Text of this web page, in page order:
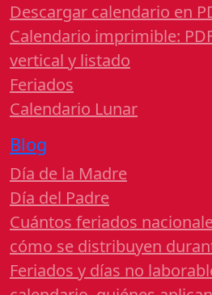
Descargar calendario en
Calendario imprimible:
vertical y listado
Feriados
Calendario Lunar
Blog
Día de la Madre
Día del Padre
Cuántos feriados
cómo se distribuyen
Feriados y días no